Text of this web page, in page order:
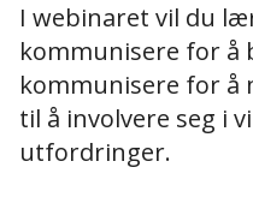
I webinaret vil du
kommunisere for å
kommunisere for å
til å involvere seg i
utfordringer.